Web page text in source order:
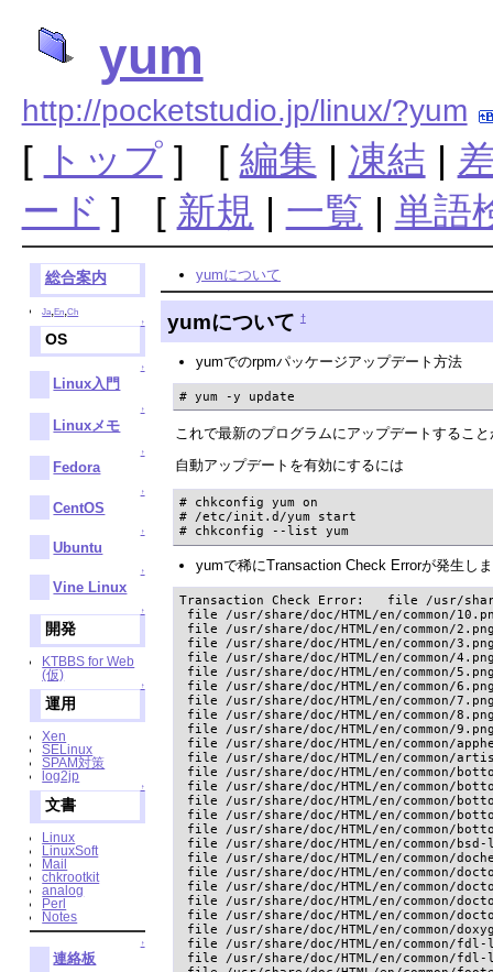
yum
http://pocketstudio.jp/linux/?yum
[ トップ] [ 編集 | 凍結 |
ード ] [ 新規 | 一覧 | 単語
総合案内
Ja ,En ,Ch
↑
OS
↑
Linux入門
↑
Linuxメモ
↑
Fedora
↑
CentOS
↑
Ubuntu
↑
Vine Linux
↑
開発
KTBBS for Web
(仮)
↑
運用
Xen
SELinux
SPAM対策
log2jp
↑
文書
Linux
LinuxSoft
Mail
chkrootkit
analog
Perl
Notes
↑
連絡板
yumについて
yumについて †
yumでのrpmパッケージアップデート方法
# yum -y update
これで最新のプログラムにアップデートすること
自動アップデートを有効にするには
# chkconfig yum on
# /etc/init.d/yum start
# chkconfig --list yum
yumで稀にTransaction Check Errorが発生
Transaction Check Error:   file /usr/
file /usr/share/doc/HTML/en/common/
file /usr/share/doc/HTML/en/common/
file /usr/share/doc/HTML/en/common/
file /usr/share/doc/HTML/en/common/
file /usr/share/doc/HTML/en/common/
file /usr/share/doc/HTML/en/common/
file /usr/share/doc/HTML/en/common/
file /usr/share/doc/HTML/en/common/
file /usr/share/doc/HTML/en/common/
file /usr/share/doc/HTML/en/common/
file /usr/share/doc/HTML/en/common/
file /usr/share/doc/HTML/en/common/
file /usr/share/doc/HTML/en/common/
file /usr/share/doc/HTML/en/common/
file /usr/share/doc/HTML/en/common/
file /usr/share/doc/HTML/en/common/
file /usr/share/doc/HTML/en/common/
file /usr/share/doc/HTML/en/common/
file /usr/share/doc/HTML/en/common/
file /usr/share/doc/HTML/en/common/
file /usr/share/doc/HTML/en/common/
file /usr/share/doc/HTML/en/common/
file /usr/share/doc/HTML/en/common/
file /usr/share/doc/HTML/en/common/
file /usr/share/doc/HTML/en/common/